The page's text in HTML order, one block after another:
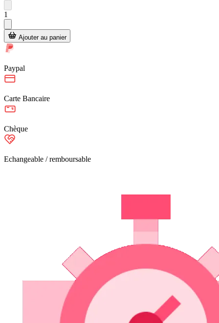
1
Ajouter au panier
Paypal
Carte Bancaire
Chèque
Echangeable / remboursable